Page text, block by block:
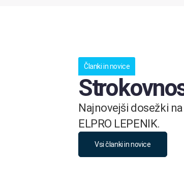
Članki in novice
Najnovejši dosežki
ELPRO LEPENIK.
Vsi članki in novice